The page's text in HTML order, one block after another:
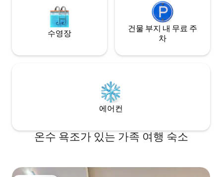
수영장
건물 부지 내 무료 주
차
에어컨
온수 욕조가 있는 가족 여행 숙소